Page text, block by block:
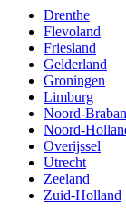
Drenthe
Flevoland
Friesland
Gelderland
Groningen
Limburg
Noord-
Noord-
Overijssel
Utrecht
Zeeland
Zuid-Holland